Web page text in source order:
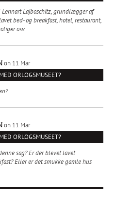
Lennart Lajboschitz, grundlægger af
bed- og breakfast, hotel, restaurant,
osv.
on 11 Mar
ORLOGSMUSEET?
on 11 Mar
ORLOGSMUSEET?
sag? Er der blevet lavet
Eller er det smukke gamle hus